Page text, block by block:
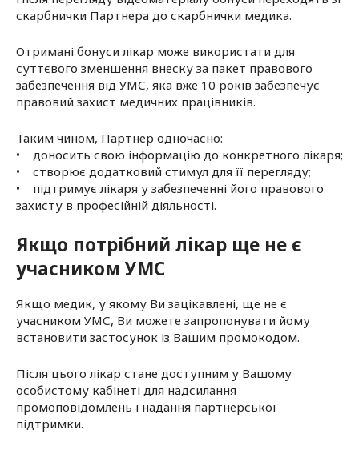
скарбнички Партнера до скарбнички медика.
Отримані бонуси лікар може використати для
суттєвого зменшення внеску за пакет правового
забезпечення від УМС, яка вже 10 років забезпечує
правовий захист медичних працівників.
Таким чином, Партнер одночасно:
• доносить свою інформацію до конкретного лікаря;
• створює додатковий стимул для її перегляду;
• підтримує лікаря у забезпеченні його правового
захисту в професійній діяльності.
Якщо потрібний лікар ще не є
учасником УМС
Якщо медик, у якому Ви зацікавлені, ще не є
учасником УМС, Ви можете запропонувати йому
встановити застосунок із Вашим промокодом.
Після цього лікар стане доступним у Вашому
особистому кабінеті для надсилання
промоповідомлень і надання партнерської
підтримки.